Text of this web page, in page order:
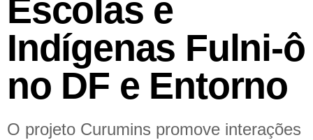
Escolas e
Indígenas Fulni-ô
no DF e Entorno
O projeto Curumins promove interações